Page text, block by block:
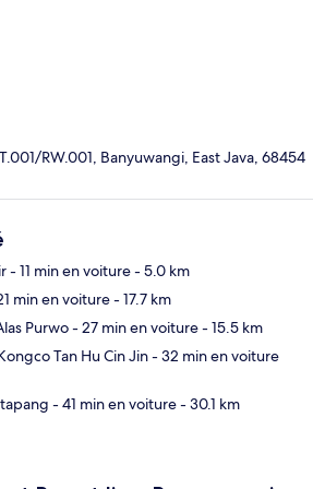
RW.001, Banyuwangi, East Java, 68454
- 11 min en voiture- 5.0 km
min en voiture- 17.7 km
Purwo- 27 min en voiture- 15.5 km
Tan Hu Cin Jin- 32 min en voiture
- 41 min en voiture- 30.1 km